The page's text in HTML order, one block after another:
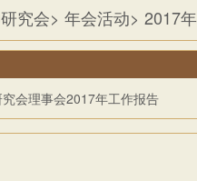
究会> 年会活动> 2017年
会理事会2017年工作报告